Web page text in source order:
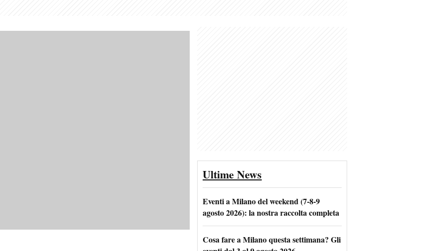
Ultime News
Eventi a Milano del weekend (7-8-9
agosto 2026): la nostra raccolta completa
Cosa fare a Milano questa settimana? Gli